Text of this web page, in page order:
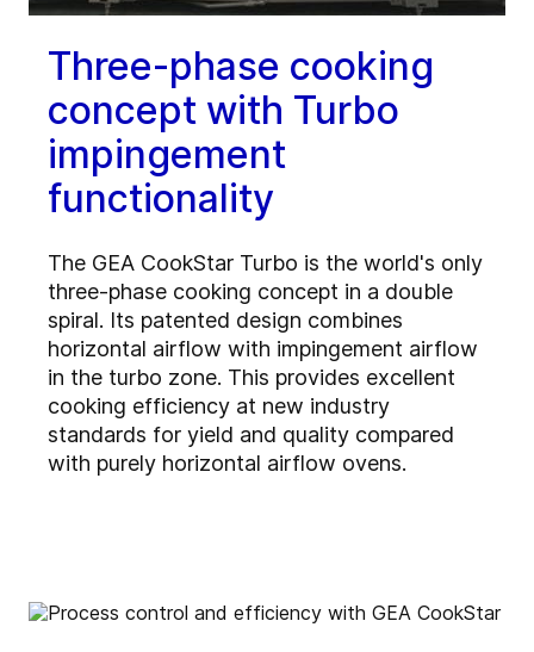
Three-phase cooking
concept with Turbo
impingement
functionality
The GEA CookStar Turbo is the world's only
three-phase cooking concept in a double
spiral. Its patented design combines
horizontal airflow with impingement airflow
in the turbo zone. This provides excellent
cooking efficiency at new industry
standards for yield and quality compared
with purely horizontal airflow ovens.